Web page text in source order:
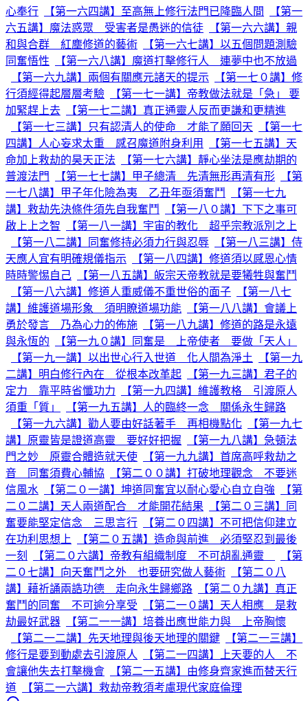
心奉行
【第一六四講】至高無上修行法門已降臨人間
【第一
六五講】魔法惑眾 受害者是愚迷的信徒
【第一六六講】親
和與合群 紅塵修道的藝術
【第一六七講】以五個問題測驗
同奮悟性
【第一六八講】魔道打擊修行人 連夢中也不放過
【第一六九講】兩個有關應元諸天的提示
【第一七０講】修
行須經得起層層考驗
【第一七一講】帝教做法就是「急」 要
加緊趕上去
【第一七二講】真正通靈人反而更謙和更精進
【第一七三講】只有認清人的使命 才能了願回天
【第一七
四講】人心妄求太重 感召魔道附身利用
【第一七五講】天
命加上救劫的昊天正法
【第一七六講】靜心坐法是應劫期的
普渡法門
【第一七七講】甲子總清 先清無形再清有形
【第
一七八講】甲子年化險為夷 乙丑年亟須奮鬥
【第一七九
講】救劫先決條件須先自我奮鬥
【第一八０講】下下之事可
啟上上之智
【第一八一講】宇宙的教化 超乎宗教派別之上
【第一八二講】同奮修持必須力行與忍辱
【第一八三講】侍
天應人宜有明確規儀指示
【第一八四講】修道須以感恩心情
時時警惕自己
【第一八五講】皈宗天帝教就是要犧牲與奮鬥
【第一八六講】修道人重威儀不重世俗的面子
【第一八七
講】維護道場形象 須明瞭道場功能
【第一八八講】會議上
勇於發言 乃為心力的佈施
【第一八九講】修道的路是永遠
與永恆的
【第一九０講】同奮是 上帝使者 要做「天人」
【第一九一講】以出世心行入世道 化人間為淨土
【第一九
二講】明白修行內在 從根本改革起
【第一九三講】君子的
定力 靠平時省懺功力
【第一九四講】維護教格 引渡原人
須重「質」
【第一九五講】人的臨終一念 關係永生歸路
【第一九六講】勸人要由好話著手 再相機點化
【第一九七
講】原靈皆是證道高靈 要好好把握
【第一九八講】急頓法
門之妙 原靈合體造就天使
【第一九九講】首席高呼救劫之
音 同奮須費心輔協
【第二００講】打破地理觀念 不要迷
信風水
【第二０一講】坤道同奮宜以耐心愛心自立自強
【第
二０二講】天人兩道配合 才能開花結果
【第二０三講】同
奮要能堅定信念 三思言行
【第二０四講】不可把信仰建立
在功利思想上
【第二０五講】造命與前進 必須堅忍到最後
一刻
【第二０六講】帝教有組織制度 不可胡亂通靈
【第
二０七講】向天奮鬥之外 也要研究做人藝術
【第二０八
講】藉祈誦兩誥功德 走向永生歸鄉路
【第二０九講】真正
奮鬥的同奮 不可逾分享受
【第二一０講】天人相應 是救
劫最好武器
【第二一一講】培養出應世能力與 上帝胸懷
【第二一二講】先天地理與後天地理的關鍵
【第二一三講】
修行是要到動處去引渡原人
【第二一四講】上天要的人 不
會讓他失去打擊機會
【第二一五講】由修身齊家進而替天行
道
【第二一六講】救劫帝教須考慮現代家庭倫理